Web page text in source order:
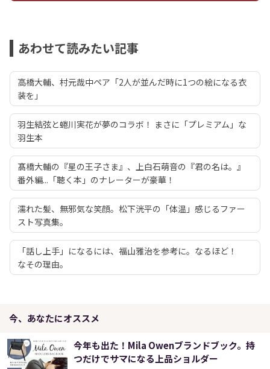
あわせて読みたい記事
高橋大輔、村元哉中ペア「2人が並んだ時に1つの絵になる衣
装を」
羽生結弦と蜷川実花が夢のコラボ！ まさに「プレミアム」な
羽生本
髙橋大輔の『星の王子さま』、上白石萌音の『君の名は。』
番外編...「聴く本」のナレーターが豪華！
濡れた髪、無邪気な笑顔。松下洸平の「体温」感じるファー
スト写真集。
「話し上手」になるには、福山雅治を参考に。なるほど！
なその理由。
今、あなたにオススメ
今年も出た！Mila Owenブランドブック。持
つだけでサマになる上品ショルダー